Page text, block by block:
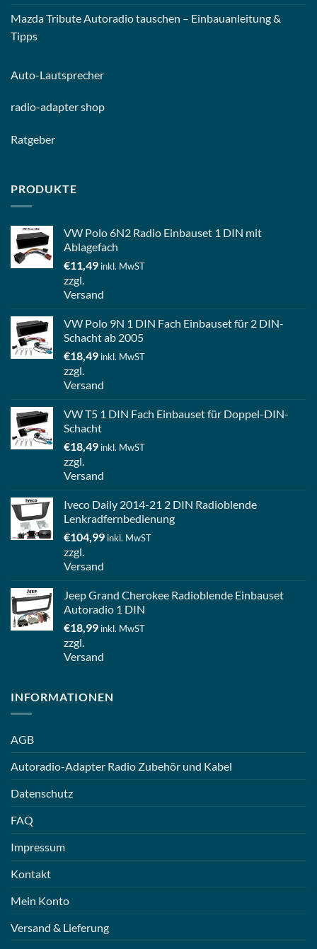
Mazda Tribute Autoradio tauschen – Einbauanleitung &
Tipps
Auto-Lautsprecher
radio-adapter shop
Ratgeber
PRODUKTE
VW Polo 6N2 Radio Einbauset 1 DIN mit
Ablagefach
€11,49 inkl. MwST
zzgl.
Versand
VW Polo 9N 1 DIN Fach Einbauset für 2 DIN-
Schacht ab 2005
€18,49 inkl. MwST
zzgl.
Versand
VW T5 1 DIN Fach Einbauset für Doppel-DIN-
Schacht
€18,49 inkl. MwST
zzgl.
Versand
Iveco Daily 2014-21 2 DIN Radioblende
Lenkradfernbedienung
€104,99 inkl. MwST
zzgl.
Versand
Jeep Grand Cherokee Radioblende Einbauset
Autoradio 1 DIN
€18,99 inkl. MwST
zzgl.
Versand
INFORMATIONEN
AGB
Autoradio-Adapter Radio Zubehör und Kabel
Datenschutz
FAQ
Impressum
Kontakt
Mein Konto
Versand & Lieferung